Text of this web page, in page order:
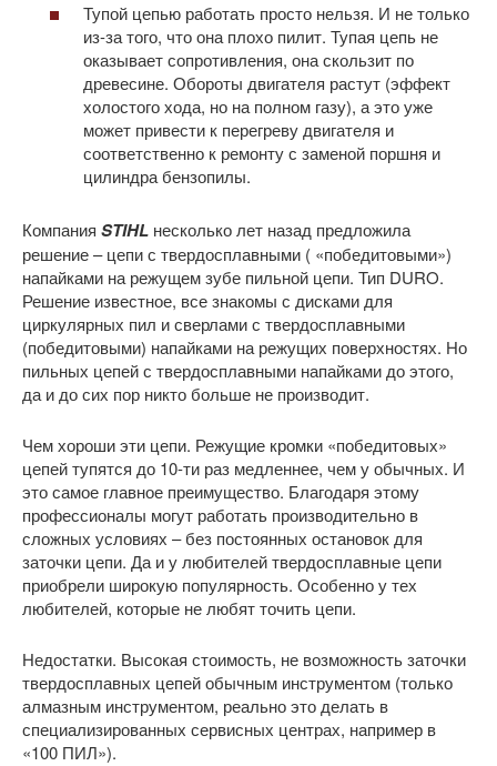
Тупой цепью работать просто нельзя. И не только
из-за того, что она плохо пилит. Тупая цепь не
оказывает сопротивления, она скользит по
древесине. Обороты двигателя растут (эффект
холостого хода, но на полном газу), а это уже
может привести к перегреву двигателя и
соответственно к ремонту с заменой поршня и
цилиндра бензопилы.
Компания STIHL несколько лет назад предложила
решение – цепи с твердосплавными ( «победитовыми»)
напайками на режущем зубе пильной цепи. Тип DURO.
Решение известное, все знакомы с дисками для
циркулярных пил и сверлами с твердосплавными
(победитовыми) напайками на режущих поверхностях. Но
пильных цепей с твердосплавными напайками до этого,
да и до сих пор никто больше не производит.
Чем хороши эти цепи. Режущие кромки «победитовых»
цепей тупятся до 10-ти раз медленнее, чем у обычных. И
это самое главное преимущество. Благодаря этому
профессионалы могут работать производительно в
сложных условиях – без постоянных остановок для
заточки цепи. Да и у любителей твердосплавные цепи
приобрели широкую популярность. Особенно у тех
любителей, которые не любят точить цепи.
Недостатки. Высокая стоимость, не возможность заточки
твердосплавных цепей обычным инструментом (только
алмазным инструментом, реально это делать в
специализированных сервисных центрах, например в
«100 ПИЛ»).